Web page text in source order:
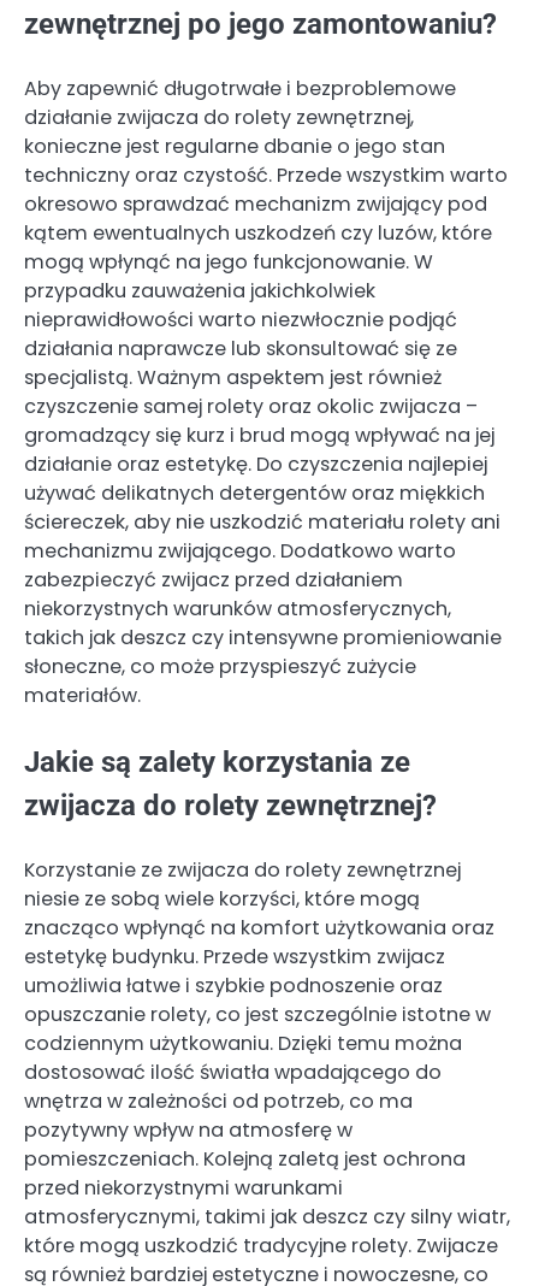
zewnętrznej po jego zamontowaniu?
Aby zapewnić długotrwałe i bezproblemowe
działanie zwijacza do rolety zewnętrznej,
konieczne jest regularne dbanie o jego stan
techniczny oraz czystość. Przede wszystkim warto
okresowo sprawdzać mechanizm zwijający pod
kątem ewentualnych uszkodzeń czy luzów, które
mogą wpłynąć na jego funkcjonowanie. W
przypadku zauważenia jakichkolwiek
nieprawidłowości warto niezwłocznie podjąć
działania naprawcze lub skonsultować się ze
specjalistą. Ważnym aspektem jest również
czyszczenie samej rolety oraz okolic zwijacza –
gromadzący się kurz i brud mogą wpływać na jej
działanie oraz estetykę. Do czyszczenia najlepiej
używać delikatnych detergentów oraz miękkich
ściereczek, aby nie uszkodzić materiału rolety ani
mechanizmu zwijającego. Dodatkowo warto
zabezpieczyć zwijacz przed działaniem
niekorzystnych warunków atmosferycznych,
takich jak deszcz czy intensywne promieniowanie
słoneczne, co może przyspieszyć zużycie
materiałów.
Jakie są zalety korzystania ze
zwijacza do rolety zewnętrznej?
Korzystanie ze zwijacza do rolety zewnętrznej
niesie ze sobą wiele korzyści, które mogą
znacząco wpłynąć na komfort użytkowania oraz
estetykę budynku. Przede wszystkim zwijacz
umożliwia łatwe i szybkie podnoszenie oraz
opuszczanie rolety, co jest szczególnie istotne w
codziennym użytkowaniu. Dzięki temu można
dostosować ilość światła wpadającego do
wnętrza w zależności od potrzeb, co ma
pozytywny wpływ na atmosferę w
pomieszczeniach. Kolejną zaletą jest ochrona
przed niekorzystnymi warunkami
atmosferycznymi, takimi jak deszcz czy silny wiatr,
które mogą uszkodzić tradycyjne rolety. Zwijacze
są również bardziej estetyczne i nowoczesne, co